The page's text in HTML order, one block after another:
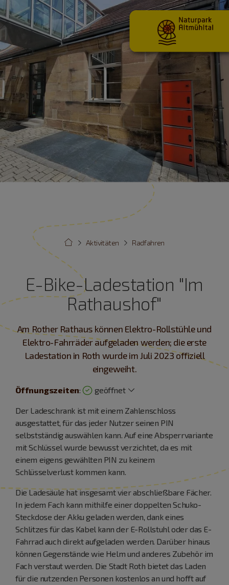
Radfahren
Aktivitäten
E-Bike-Ladestation "Im
Rathaushof"
Am Rother Rathaus können Elektro-Rollstühle und
Elektro-Fahrräder aufgeladen werden; die erste
Ladestation in Roth wurde im Juli 2023 offiziell
eingeweiht.
Öffnungszeiten: geöffnet
Der Ladeschrank ist mit einem Zahlenschloss
ausgestattet, für das jeder Nutzer seinen PIN
selbstständig auswählen kann. Auf eine Absperrvariante
mit Schlüssel wurde bewusst verzichtet, da es mit
einem eigens gewählten PIN zu keinem
Schlüsselverlust kommen kann.
Die Ladesäule hat insgesamt vier abschließbare Fächer.
In jedem Fach kann mithilfe einer doppelten Schuko-
Steckdose der Akku geladen werden, dank eines
Schlitzes für das Kabel kann der E-Rollstuhl oder das E-
Fahrrad auch direkt aufgeladen werden. Darüber hinaus
können Gegenstände wie Helm und anderes Zubehör im
Fach verstaut werden. Die Stadt Roth bietet das Laden
für die nutzenden Personen kostenlos an und hofft auf